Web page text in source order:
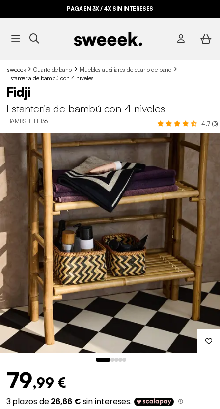
PAGA EN 3X / 4X SIN INTERESES
sweeek Cuarto de baño
Muebles auxiliares de cuarto de baño
Estantería de bambú con 4 niveles
Fidji
Estantería de bambú con 4 niveles
IBAMBSHELF136 4.7 (3)
79,99 €